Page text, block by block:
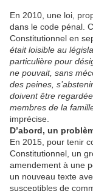
En 2010, une loi,
dans le code pénal.
Constitutionnel en
était loisible au
particulière pour
ne pouvait, sans
des peines,
doivent être
membres de la
imprécise.
D’abord, un
En 2015, pour tenir
Constitutionnel, un
amendement à une
un nouveau texte
susceptibles de